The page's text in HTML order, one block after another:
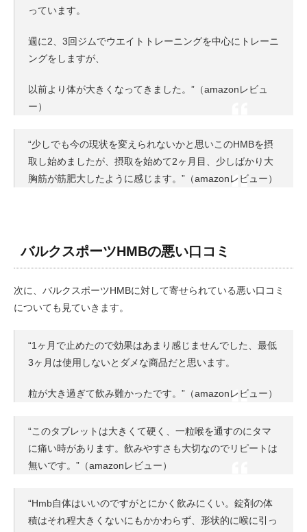
っています。
週に2、3回ジムでウエイトトレーニングを中心にトレーニ
ングをしますが、
以前より体が大きくなってきました。”（amazonレビュ
ー）
“少しでも今の現状を変えられないかと思いこのHMBを摂
取し始めましたが、摂取を始めて2ヶ月目、少しばかり大
胸筋が筋肥大したように感じます。”（amazonレビュー）
バルクスポーツHMBの悪い口コミ
次に、バルクスポーツHMBに対して寄せられている悪い口コミ
についても見ていきます。
“1ヶ月で止めたので効果はあまり感じませんでした、最低
3ヶ月は使用しないとダメな商品だと思います。
粒が大き過ぎて飲み難かったです。”（amazonレビュー）
“このタブレットは大きくて硬く、一粒喉を通すのにタマ
に痛い時があります。飲みやすさも大切なのでリピートは
無いです。”（amazonレビュー）
“Hmb自体はいいのですがとにかく飲みにくい。錠剤の体
積はそれ程大きくないにもかかわらず、形状的に喉に引っ